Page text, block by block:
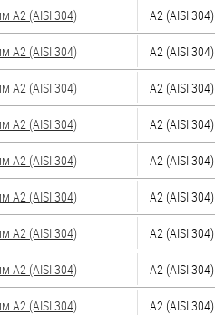
А2 (AISI 304) А2 (AISI 304)
А2 (AISI 304) А2 (AISI 304)
А2 (AISI 304) А2 (AISI 304)
А2 (AISI 304) А2 (AISI 304)
А2 (AISI 304) А2 (AISI 304)
А2 (AISI 304) А2 (AISI 304)
А2 (AISI 304) А2 (AISI 304)
А2 (AISI 304) А2 (AISI 304)
А2 (AISI 304) А2 (AISI 304)